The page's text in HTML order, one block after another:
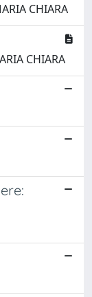
CHIARA
CHIARA